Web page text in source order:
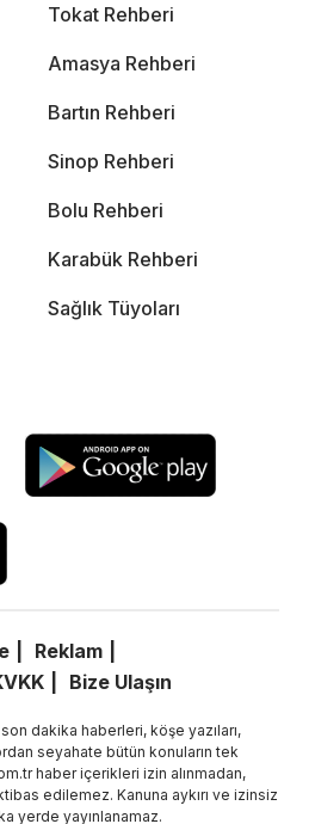
Tokat Rehberi
Amasya Rehberi
Bartın Rehberi
Sinop Rehberi
Bolu Rehberi
Karabük Rehberi
Sağlık Tüyoları
Reklam
Bize Ulaşın
dakika haberleri, köşe yazıları,
seyahate bütün konuların tek
haber içerikleri izin alınmadan,
edilemez. Kanuna aykırı ve izinsiz
yerde yayınlanamaz.